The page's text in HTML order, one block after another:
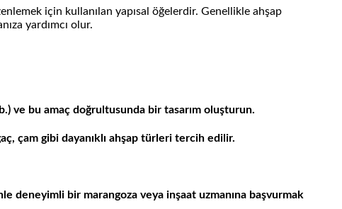
için kullanılan yapısal öğelerdir. Genellikle ahşap
yardımcı olur.
ve bu amaç doğrultusunda bir tasarım oluşturun.
çam gibi dayanıklı ahşap türleri tercih edilir.
deneyimli bir marangoza veya inşaat uzmanına başvurmak